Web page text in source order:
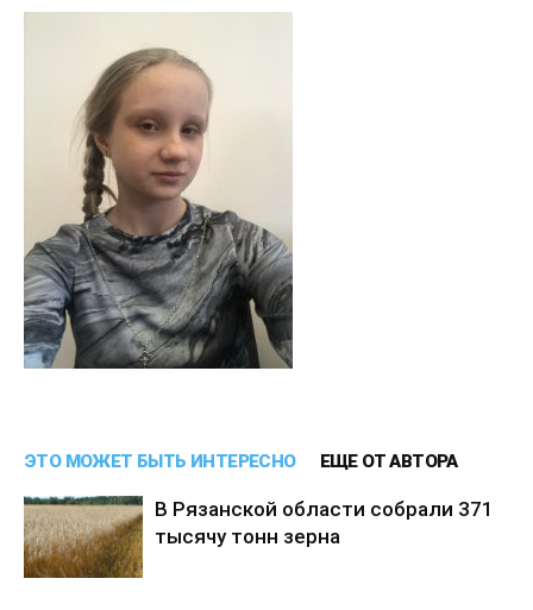
ЭТО МОЖЕТ БЫТЬ ИНТЕРЕСНО ЕЩЕ ОТ АВТОРА
В Рязанской области собрали 371
тысячу тонн зерна